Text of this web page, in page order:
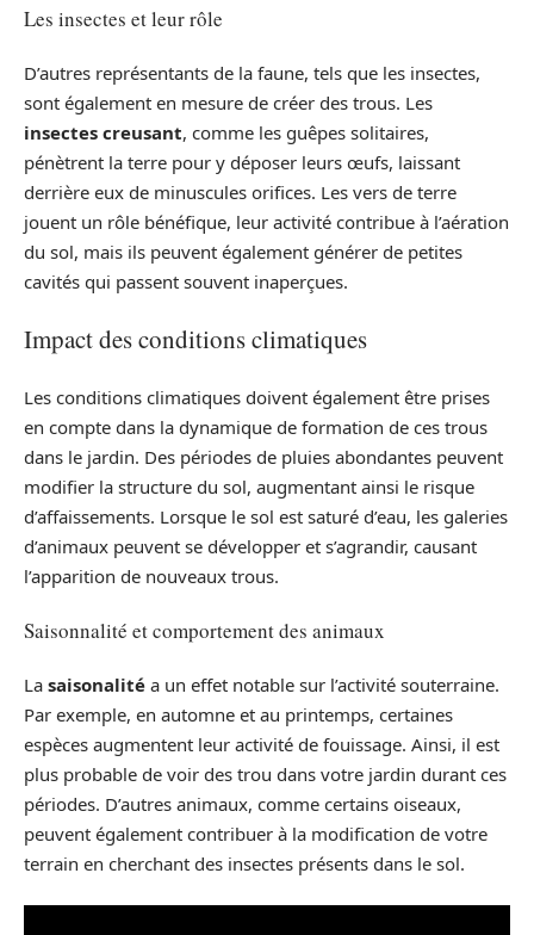
Les insectes et leur rôle
D’autres représentants de la faune, tels que les insectes,
sont également en mesure de créer des trous. Les
insectes creusant, comme les guêpes solitaires,
pénètrent la terre pour y déposer leurs œufs, laissant
derrière eux de minuscules orifices. Les vers de terre
jouent un rôle bénéfique, leur activité contribue à l’aération
du sol, mais ils peuvent également générer de petites
cavités qui passent souvent inaperçues.
Impact des conditions climatiques
Les conditions climatiques doivent également être prises
en compte dans la dynamique de formation de ces trous
dans le jardin. Des périodes de pluies abondantes peuvent
modifier la structure du sol, augmentant ainsi le risque
d’affaissements. Lorsque le sol est saturé d’eau, les galeries
d’animaux peuvent se développer et s’agrandir, causant
l’apparition de nouveaux trous.
Saisonnalité et comportement des animaux
La saisonalité a un effet notable sur l’activité souterraine.
Par exemple, en automne et au printemps, certaines
espèces augmentent leur activité de fouissage. Ainsi, il est
plus probable de voir des trou dans votre jardin durant ces
périodes. D’autres animaux, comme certains oiseaux,
peuvent également contribuer à la modification de votre
terrain en cherchant des insectes présents dans le sol.